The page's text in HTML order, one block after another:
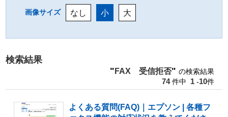
検索結果
1 10
74
FAX 受信拒否
よくある質問(FAQ)｜エプソン | 各種フ